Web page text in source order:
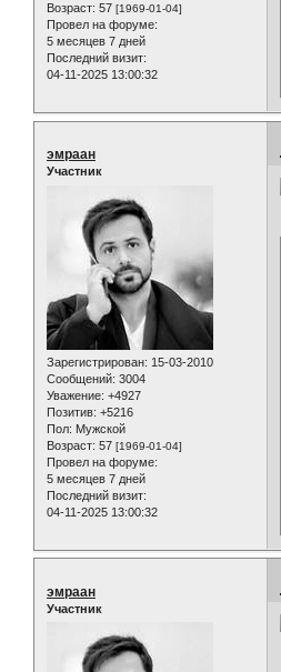
Возраст: 57 [1969-01-04]
Провел на форуме:
5 месяцев 7 дней
Последний визит:
04-11-2025 13:00:32
эмраан
Участник
Зарегистрирован: 15-03-2010
Сообщений: 3004
Уважение: +4927
Позитив: +5216
Пол: Мужской
Возраст: 57 [1969-01-04]
Провел на форуме:
5 месяцев 7 дней
Последний визит:
04-11-2025 13:00:32
эмраан
Участник